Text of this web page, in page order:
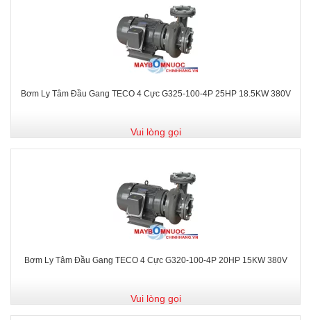
Bơm Ly Tâm Đầu Gang TECO 4 Cực G325-100-4P 25HP 18.5KW 380V
Vui lòng gọi
Bơm Ly Tâm Đầu Gang TECO 4 Cực G320-100-4P 20HP 15KW 380V
Vui lòng gọi